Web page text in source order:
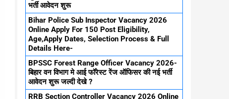
भर्ती आवेदन शुरू
Bihar Police Sub Inspector Vacancy 2026
Online Apply For 150 Post Eligibility,
Age,Apply Dates, Selection Process & Full
Details Here-
BPSSC Forest Range Officer Vacancy 2026-
बिहार वन विभाग मे आई फॉरेस्ट रेंज ऑफिसर की नई भर्ती
आवेदन शुरू जल्दी देखे ?
RRB Section Controller Vacancy 2026 Online